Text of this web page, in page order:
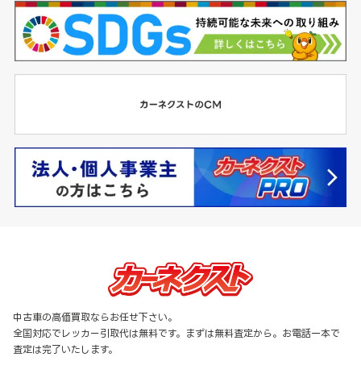
中古車の高価買取ならお任せ下さい。
全国対応でレッカー引取代は無料です。まずは無料査定から。お電話一本で
査定は完了いたします。